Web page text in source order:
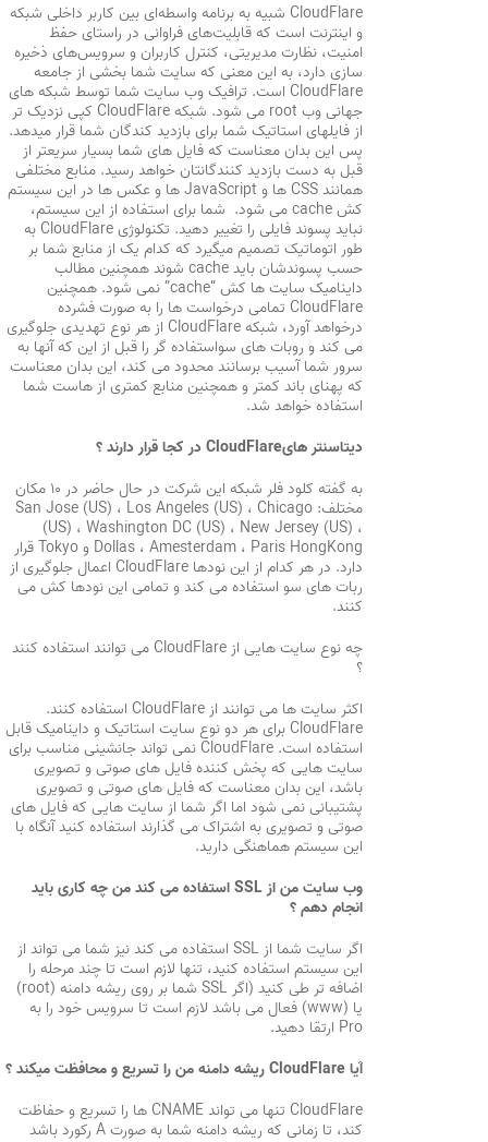
CloudFlare شبیه به برنامه واسطه‌ای بین کاربر داخلی شبکه
و اینترنت است که قابلیت‌های فراوانی در راستای حفظ
امنیت، نظارت مدیریتی، کنترل کاربران و سرویس‌های ذخیره
سازی دارد، به این معنی که سایت شما بخشی از جامعه
CloudFlare است. ترافیک وب سایت شما توسط شبکه های
جهانی وب root می شود. شبکه CloudFlare کپی نزدیک تر
از فایلهای استاتیک شما برای بازدید کندگان شما قرار میدهد.
پس این بدان معناست که فایل های شما بسیار سریعتر از
قبل به دست بازدید کنندگانتان خواهد رسید. منابع مختلفی
همانند CSS ها و JavaScript ها و عکس ها در این سیستم
کش cache می شود. شما برای استفاده از این سیستم،
نباید پسوند فایلی را تغییر دهید. تکنولوژی CloudFlare به
طور اتوماتیک تصمیم میگیرد که کدام یک از منابع شما بر
حسب پسوندشان باید cache شوند همچنین مطالب
داینامیک سایت ها کش “cache” نمی شود. همچنین
CloudFlare تمامی درخواست ها را به صورت فشرده
درخواهد آورد، شبکه CloudFlare از هر نوع تهدیدی جلوگیری
می کند و روبات های سواستفاده گر را قبل از این که آنها به
سرور شما آسیب برسانند محدود می کند، این بدان معناست
که پهنای باند کمتر و همچنین منابع کمتری از هاست شما
استفاده خواهد شد.
دیتاسنتر هایCloudFlare در کجا قرار دارند ؟
به گفته کلود فلر شبکه این شرکت در حال حاضر در ۱۰ مکان
مختلف: San Jose (US) ، Los Angeles (US) ، Chicago
(US) ، Washington DC (US) ، New Jersey (US) ،
Dollas ، Amesterdam ، Paris HongKong و Tokyo قرار
دارد. در هر کدام از این نودها CloudFlare اعمال جلوگیری از
ربات های سو استفاده می کند و تمامی این نودها کش می
کنند.
چه نوع سایت هایی از CloudFlare می توانند استفاده کنند
؟
اکثر سایت ها می توانند از CloudFlare استفاده کنند.
CloudFlare برای هر دو نوع سایت استاتیک و داینامیک قابل
استفاده است. CloudFlare نمی تواند جانشینی مناسب برای
سایت هایی که پخش کننده فایل های صوتی و تصویری
باشد، این بدان معناست که فایل های صوتی و تصویری
پشتیبانی نمی شود اما اگر شما از سایت هایی که فایل های
صوتی و تصویری به اشتراک می گذارند استفاده کنید آنگاه با
این سیستم هماهنگی دارید.
وب سایت من از SSL استفاده می کند من چه کاری باید
انجام دهم ؟
اگر سایت شما از SSL استفاده می کند نیز شما می تواند از
این سیستم استفاده کنید، تنها لازم است تا چند مرحله را
اضافه تر طی کنید (اگر SSL شما بر روی ریشه دامنه (root)
یا (www) فعال می باشد لازم است تا سرویس خود را به
Pro ارتقا دهید.
آیا CloudFlare ریشه دامنه من را تسریع و محافظت میکند ؟
CloudFlare تنها می تواند CNAME ها را تسریع و حفاظت
کند، تا زمانی که ریشه دامنه شما به صورت A رکورد باشد